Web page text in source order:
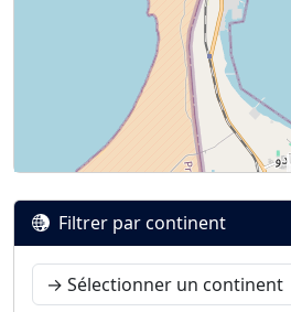
Filtrer par continent